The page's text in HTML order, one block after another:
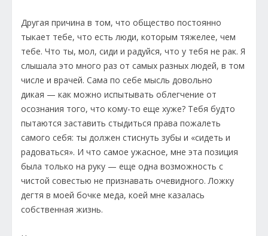
Другая причина в том, что общество постоянно
тыкает тебе, что есть люди, которым тяжелее, чем
тебе. Что ты, мол, сиди и радуйся, что у тебя не рак. Я
слышала это много раз от самых разных людей, в том
числе и врачей. Сама по себе мысль довольно
дикая — как можно испытывать облегчение от
осознания того, что кому-то еще хуже? Тебя будто
пытаются заставить стыдиться права пожалеть
самого себя: ты должен стиснуть зубы и «сидеть и
радоваться». И что самое ужасное, мне эта позиция
была только на руку — еще одна возможность с
чистой совестью не признавать очевидного. Ложку
дегтя в моей бочке меда, коей мне казалась
собственная жизнь.